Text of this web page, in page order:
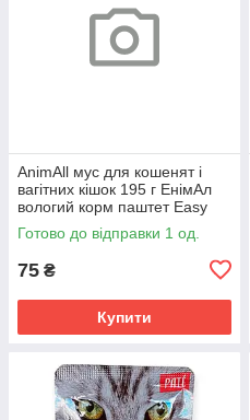
AnimAll мус для кошенят і
вагітних кішок 195 г ЕнімАл
вологий корм паштет Easy
Start для легкого старту
Готово до відправки 1 од.
75 ₴
Купити